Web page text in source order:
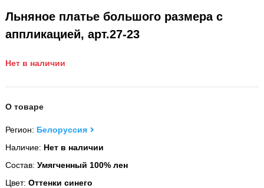
Льняное платье большого размера с
аппликацией, арт.27-23
Нет в наличии
О товаре
Регион: Белоруссия
Наличие: Нет в наличии
Состав: Умягченный 100% лен
Цвет: Оттенки синего